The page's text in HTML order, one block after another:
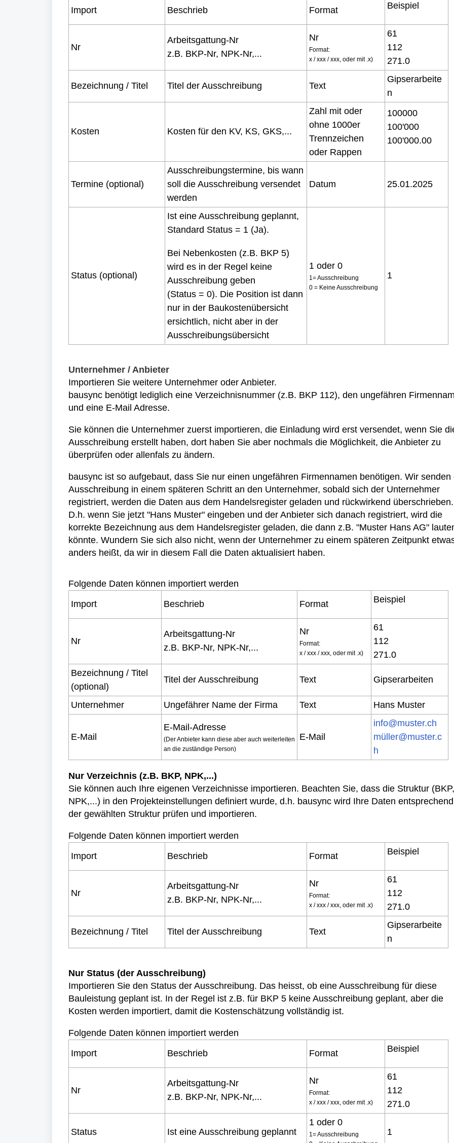
Import
Beschrieb Format Beispiel
Nr
Arbeitsgattung-Nr
z.B. BKP-Nr, NPK-Nr,...
Nr
Format:
x / xxx / xxx, oder mit .x)
61
112
271.0
Bezeichnung / Titel Titel der Ausschreibung Text
Gipserarbeite
n
Kosten Kosten für den KV, KS, GKS,...
Zahl mit oder
ohne 1000er
Trennzeichen
oder Rappen
100000
100'000
100'000.00
Termine (optional)
Ausschreibungstermine, bis wann
soll die Ausschreibung versendet
werden
Datum 25.01.2025
Status (optional)
Ist eine Ausschreibung geplannt,
Standard Status = 1 (Ja).
Bei Nebenkosten (z.B. BKP 5)
wird es in der Regel keine
Ausschreibung geben
(Status = 0). Die Position ist dann
nur in der Baukostenübersicht
ersichtlich, nicht aber in der
Ausschreibungsübersicht
1 oder 0
1= Ausschreibung
0 = Keine Ausschreibung
1
Unternehmer / Anbieter
Importieren Sie weitere Unternehmer oder Anbieter.
bausync benötigt lediglich eine Verzeichnisnummer (z.B. BKP 112), den ungefähren
und eine E-Mail Adresse.
Sie können die Unternehmer zuerst importieren, die Einladung wird erst versendet, wenn Sie
Ausschreibung erstellt haben, dort haben Sie aber nochmals die Möglichkeit, die Anbieter zu
überprüfen oder allenfals zu ändern.
bausync ist so aufgebaut, dass Sie nur einen ungefähren Firmennamen benötigen. Wir senden
Ausschreibung in einem späteren Schritt an den Unternehmer, sobald sich der Unternehmer
registriert, werden die Daten aus dem Handelsregister geladen und rückwirkend überschrieben.
D.h. wenn Sie jetzt "Hans Muster" eingeben und der Anbieter sich danach registriert, wird die
korrekte Bezeichnung aus dem Handelsregister geladen, die dann z.B. "Muster Hans AG"
könnte. Wundern Sie sich also nicht, wenn der Unternehmer zu einem späteren Zeitpunkt
anders heißt, da wir in diesem Fall die Daten aktualisiert haben.
Folgende Daten können importiert werden
Import
Beschrieb Format Beispiel
Nr
Arbeitsgattung-Nr
z.B. BKP-Nr, NPK-Nr,...
Nr
Format:
x / xxx / xxx, oder mit .x)
61
112
271.0
Bezeichnung / Titel
(optional)
Titel der Ausschreibung Text Gipserarbeiten
Unternehmer Ungefährer Name der Firma Text Hans Muster
E-Mail
E-Mail-Adresse
(Der Anbieter kann diese aber auch weiterleiten
an die zuständige Person)
E-Mail
info@muster.ch
müller@muster.c
h
Nur Verzeichnis (z.B. BKP, NPK,...)
Sie können auch Ihre eigenen Verzeichnisse importieren. Beachten Sie, dass die Struktur (BKP,
NPK,...) in den Projekteinstellungen definiert wurde, d.h. bausync wird Ihre Daten entsprechend
der gewählten Struktur prüfen und importieren.
Folgende Daten können importiert werden
Import
Beschrieb Format Beispiel
Nr
Arbeitsgattung-Nr
z.B. BKP-Nr, NPK-Nr,...
Nr
Format:
x / xxx / xxx, oder mit .x)
61
112
271.0
Bezeichnung / Titel Titel der Ausschreibung Text
Gipserarbeite
n
Nur Status (der Ausschreibung)
Importieren Sie den Status der Ausschreibung. Das heisst, ob eine Ausschreibung für diese
Bauleistung geplant ist. In der Regel ist z.B. für BKP 5 keine Ausschreibung geplant, aber die
Kosten werden importiert, damit die Kostenschätzung vollständig ist.
Folgende Daten können importiert werden
Import
Beschrieb Format Beispiel
Nr
Arbeitsgattung-Nr
z.B. BKP-Nr, NPK-Nr,...
Nr
Format:
x / xxx / xxx, oder mit .x)
61
112
271.0
Status Ist eine Ausschreibung geplannt
1 oder 0
1= Ausschreibung
1